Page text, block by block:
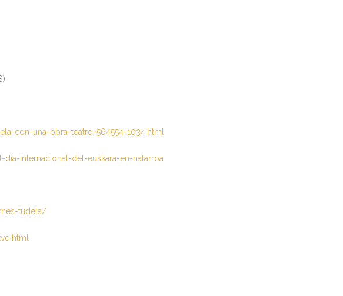
con-una-obra-teatro-564554-1034.html
internacional-del-euskara-en-nafarroa
tudela/